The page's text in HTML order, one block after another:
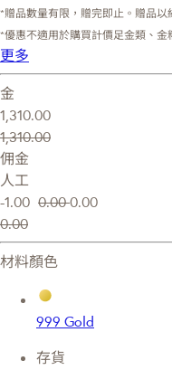
*贈品數量有限，贈完即止。贈品以
*優惠不適用於購買計價足金類、金
更多
金
1,310.00
1,310.00
佣金
人工
-1.00 0.000.00
0.00
材料顏色
999 Gold
存貨